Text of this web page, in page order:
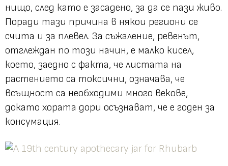
нищо, след като е засадено, за да се пази живо.
Поради тази причина в някои региони се
счита и за плевел. За съжаление, ревенът,
отглеждан по този начин, е малко кисел,
което, заедно с факта, че листата на
растението са токсични, означава, че
всъщност са необходими много векове,
докато хората дори осъзнават, че е годен за
консумация.